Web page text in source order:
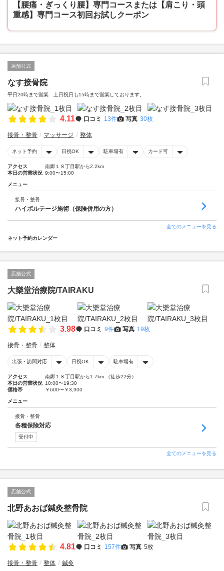
【腰痛・ぎっくり腰】専門コースまたは【肩こり・頭
重感】専門コース初回お試しクーポン
店舗公式
なす接骨院
平日20時まで営業 土日祝日も15時まで営業しております。
4.11 口コミ 13件 写真 30枚
接骨・整骨 マッサージ 整体
ネット予約 日祝OK 駐車場有 カード可
アクセス
南郷１８丁目駅から2.2km
本日の営業状況 9:00〜15:00
メニュー
接骨・整骨
ハイボルテージ施術（保険併用の方）
全てのメニューを見る
ネット予約カレンダー
店舗公式
大樂堂治療院/TAIRAKU
3.98 口コミ 9件 写真 19枚
接骨・整骨 整体
出張・訪問対応 日祝OK 駐車場有
アクセス
南郷１８丁目駅から1.7km （徒歩22分）
本日の営業状況 10:00〜19:30
価格帯
￥600〜￥3,900
メニュー
接骨・整骨
各種保険対応
受付中
全てのメニューを見る
店舗公式
北野あおば鍼灸整骨院
4.81 口コミ 157件 写真 5枚
接骨・整骨 整体 鍼灸